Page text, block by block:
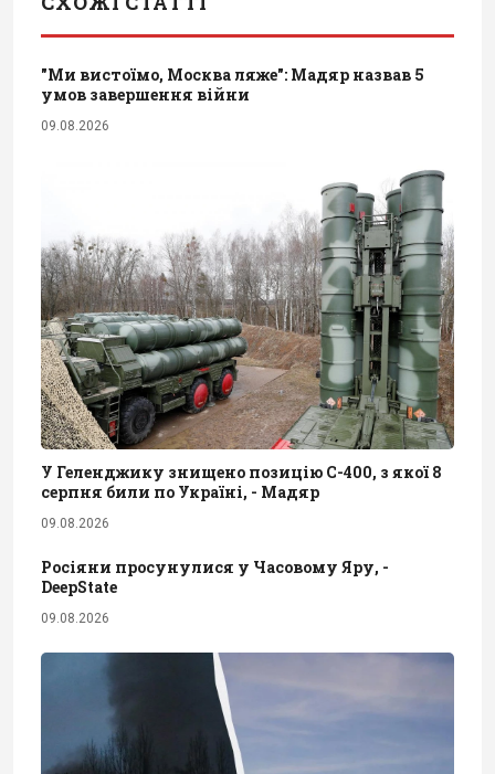
"Ми вистоїмо, Москва ляже": Мадяр назвав 5
умов завершення війни
09.08.2026
У Геленджику знищено позицію С-400, з якої 8
серпня били по Україні, - Мадяр
09.08.2026
Росіяни просунулися у Часовому Яру, -
DeepState
09.08.2026